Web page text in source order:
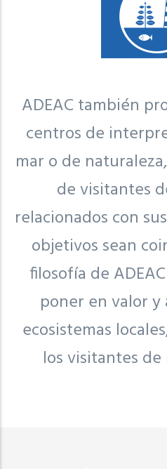
ADEAC también
centros de
mar o de
de visitantes
relacionados con
objetivos sean
filosofía de
poner en valor y
ecosistemas
los visitantes